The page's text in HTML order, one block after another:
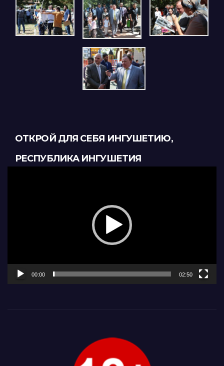
ОТКРОЙ ДЛЯ СЕБЯ ИНГУШЕТИЮ,
РЕСПУБЛИКА ИНГУШЕТИЯ
00:00 02:50